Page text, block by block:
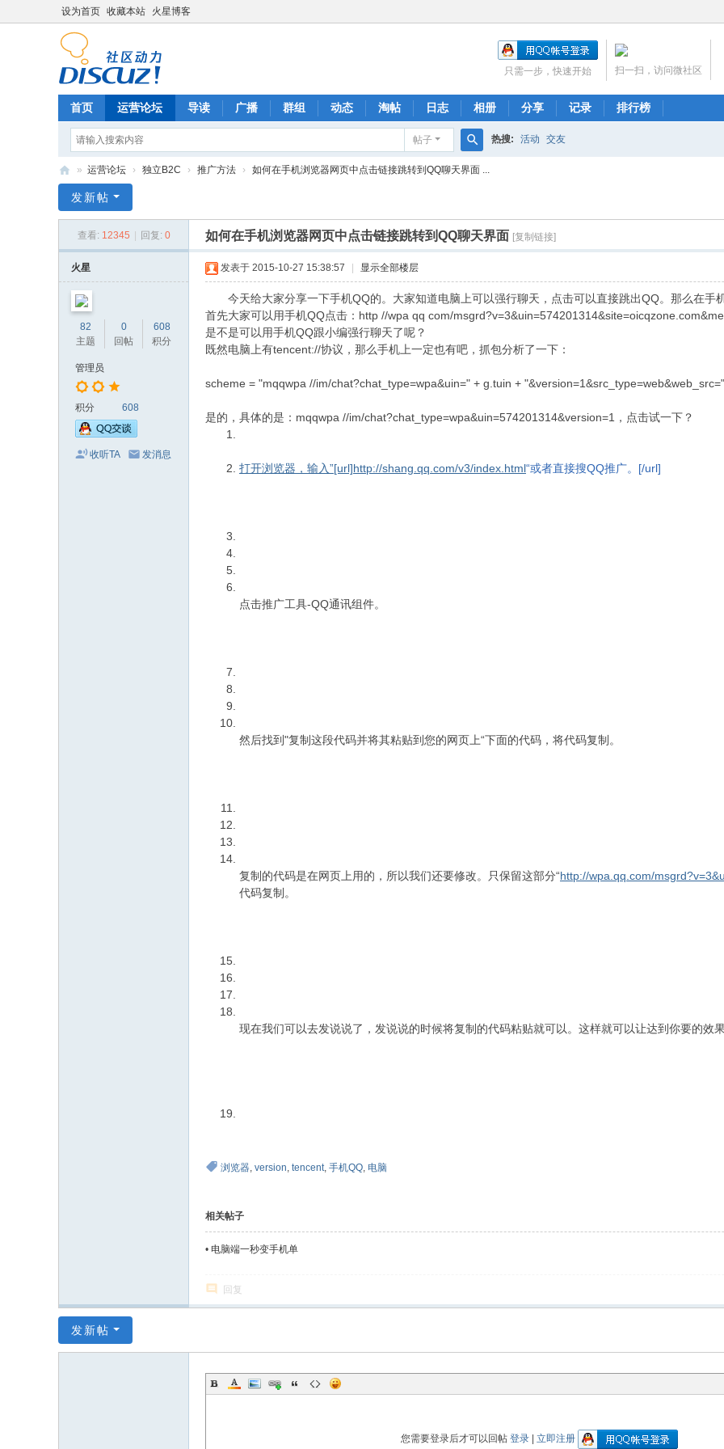
设为首页 收藏本站 火星博客
扫一扫，访问微社区
只需一步，快速开始
首页 运营论坛 导读 广播 群组 动态 淘帖 日志 相册 分享 记录 排行榜
帖子
搜
热搜: 活动 交友
商
» 运营论坛 › 独立B2C › 推广方法 › 如何在手机浏览器网页中点击链接跳转到QQ聊天界面 ...
发新帖
查看: 12345 回复: 0 如何在手机浏览器网页中点击链接跳转到QQ聊天界面 [复制链接]
火星
82
主题
0
回帖
608
积分
管理员
积分 608
收听TA 发消息
发表于 2015-10-27 15:38:57 显示全部楼层
今天给大家分享一下手机QQ的。大家知道电脑上可以强行聊天，点击可以直接跳出QQ。那么在手
首先大家可以用手机QQ点击：http //wpa qq com/
是不是可以用手机QQ跟小编强行聊天了呢？
既然电脑上有tencent://协议，那么手机上一定也有吧，抓包分析了一下：
scheme = "mqqwpa //im/chat?chat_type=wpa&uin=" + g.tuin +
是的，具体的是：mqqwpa //im/chat?chat_type=wpa&uin=574201314&version=1，点击试一下？
打开浏览器，输入”[url]http://shang.qq.com/v3/index.html“或者直接搜QQ推广。[/url]
点击推广工具-QQ通讯组件。
然后找到"复制这段代码并将其粘贴到您的网页上“下面的代码，将代码复制。
复制的代码是在网页上用的，所以我们还要修改。只保留这部分“http://wpa.qq.com/
代码复制。
现在我们可以去发说说了，发说说的时候将复制的代码粘贴就可以。这样就可以让达到你要的效果
浏览器, version, tencent, 手机QQ, 电脑
相关帖子
• 电脑端一秒变手机单
回复
发新帖
您需要登录后才可以回帖 登录 立即注册